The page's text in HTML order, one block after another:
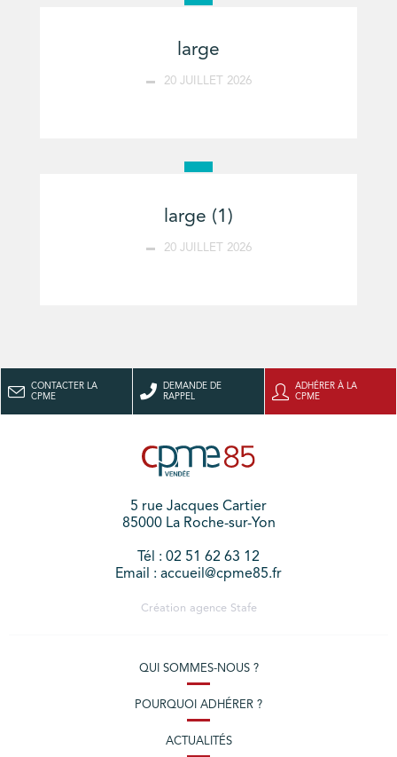
large
20 JUILLET 2026
large (1)
20 JUILLET 2026
CONTACTER LA
CPME
DEMANDE DE
RAPPEL
ADHÉRER À LA
CPME
5 rue Jacques Cartier
85000 La Roche-sur-Yon
Tél : 02 51 62 63 12
Email : accueil@cpme85.fr
Création agence Stafe
QUI SOMMES-NOUS ?
POURQUOI ADHÉRER ?
ACTUALITÉS